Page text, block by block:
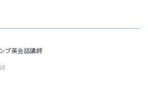
プ英会話講師